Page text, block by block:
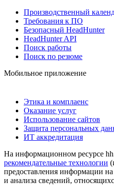
Производственный
Требования к ПО
Безопасный HeadHunter
HeadHunter API
Поиск работы
Поиск по резюме
Мобильное приложение
Этика и комплаенс
Оказание услуг
Использование сайтов
Защита персональных
ИТ аккредитация
На информационном ресурсе
рекомендательные технологии
предоставления информации
и анализа сведений,